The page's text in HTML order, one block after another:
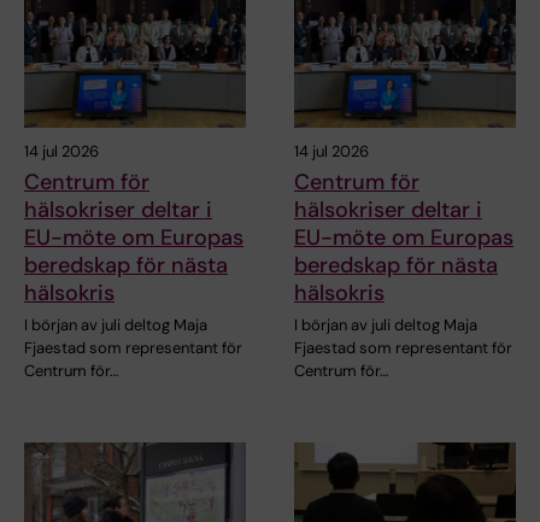
14 jul 2026
Centrum för
hälsokriser deltar i
EU-möte om Europas
beredskap för nästa
hälsokris
I början av juli deltog Maja
Fjaestad som representant för
Centrum för…
14 jul 2026
Centrum för
hälsokriser deltar i
EU-möte om Europas
beredskap för nästa
hälsokris
I början av juli deltog Maja
Fjaestad som representant för
Centrum för…